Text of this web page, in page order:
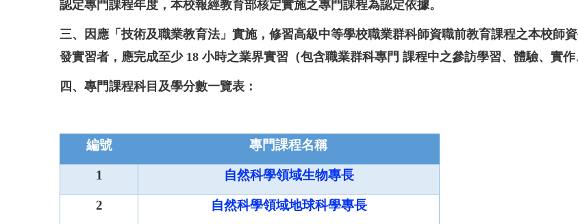
認定專門課程年度，本校報經教育部核定實施之專門課程為認定依據。
三、因應「技術及職業教育法」實施，修習高級中等學校職業群科師資職前教育課程之本校師
發實習者，應完成至少 18 小時之業界實習（包含職業群科專門 課程中之參訪學習、體驗、實作
四、 專門課程科目及學分數一覽表：
編號 專門課程名稱
1 自然科學領域生物專長
2 自然科學領域地球科學專長